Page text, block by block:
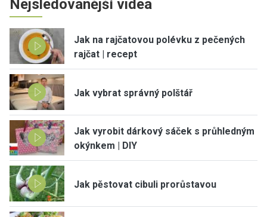
Nejsledovanější videa
Jak na rajčatovou polévku z pečených
rajčat | recept
Jak vybrat správný polštář
Jak vyrobit dárkový sáček s průhledným
okýnkem | DIY
Jak pěstovat cibuli prorůstavou